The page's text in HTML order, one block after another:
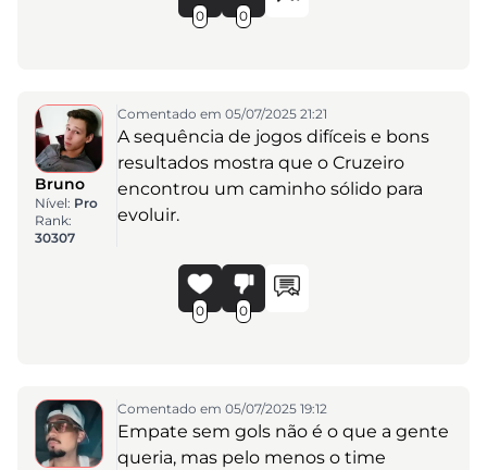
0 0
Bruno
Nível: Pro
Rank:
30307
Comentado em 05/07/2025 21:21
A sequência de jogos difíceis e bons
resultados mostra que o Cruzeiro
encontrou um caminho sólido para
evoluir.
0 0
Comentado em 05/07/2025 19:12
Empate sem gols não é o que a gente
queria, mas pelo menos o time